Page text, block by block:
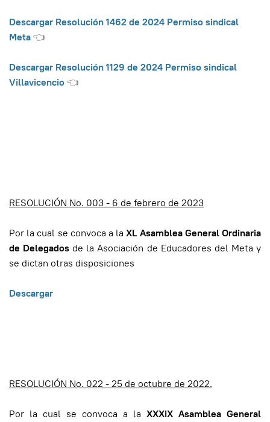
Descargar Resolución 1462 de 2024 Permiso sindical
Meta👈
Descargar Resolución 1129 de 2024 Permiso sindical
Villavicencio👈
RESOLUCIÓN No. 003 - 6 de febrero de 2023
Por la cual se convoca a laXL Asamblea General Ordinaria
de Delegadosde la Asociación de Educadores del Meta y
se dictan otras disposiciones
Descargar
RESOLUCIÓN No. 022 - 25 de octubre de 2022.
Por la cual se convoca a la XXXIX Asamblea General